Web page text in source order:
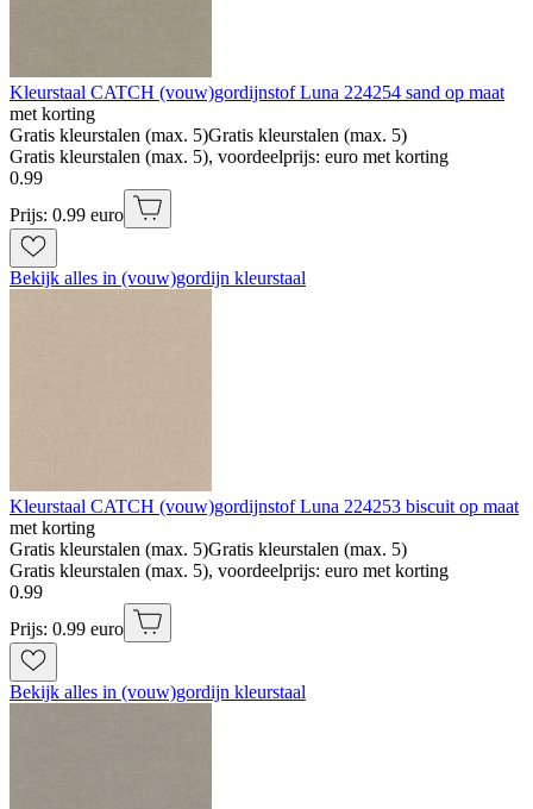
Kleurstaal CATCH (vouw)gordijnstof Luna 224254 sand op maat
met korting
Gratis kleurstalen (max. 5)Gratis kleurstalen (max. 5)
Gratis kleurstalen (max. 5), voordeelprijs: euro met korting
0.99
Prijs: 0.99 euro
Bekijk alles in (vouw)gordijn kleurstaal
Kleurstaal CATCH (vouw)gordijnstof Luna 224253 biscuit op maat
met korting
Gratis kleurstalen (max. 5)Gratis kleurstalen (max. 5)
Gratis kleurstalen (max. 5), voordeelprijs: euro met korting
0.99
Prijs: 0.99 euro
Bekijk alles in (vouw)gordijn kleurstaal